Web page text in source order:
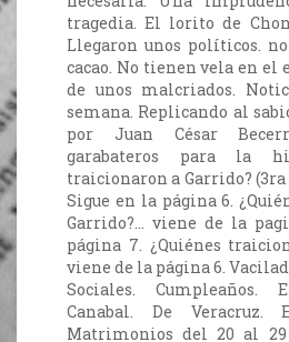
tragedia. El lorito de
Llegaron unos políticos.
cacao. No tienen vela en el
de unos malcriados.
semana. Replicando al
por Juan César
garabateros para la
traicionaron a Garrido?
Sigue en la página 6.
Garrido?... viene de la
página 7. ¿Quiénes
viene de la página 6.
Sociales. Cumpleaños.
Canabal. De Veracruz.
Matrimonios del 20 al 29